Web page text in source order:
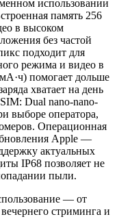
использовании
память 256
в высоком
без частой
подходит для
режима и видео в
помогает дольше
хватает на день
Dual nano-nano-
выборе оператора,
Операционная
Apple —
актуальных
IP68 позволяет не
пыли.
— от
стриминга и